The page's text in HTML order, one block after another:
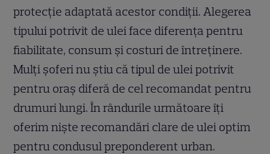
protecție adaptată acestor condiții. Alegerea
tipului potrivit de ulei face diferența pentru
fiabilitate, consum și costuri de întreținere.
Mulți șoferi nu știu că tipul de ulei potrivit
pentru oraș diferă de cel recomandat pentru
drumuri lungi. În rândurile următoare îți
oferim niște recomandări clare de ulei optim
pentru condusul preponderent urban.